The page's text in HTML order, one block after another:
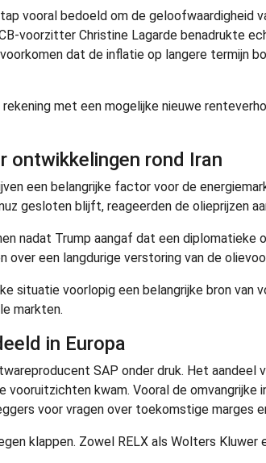
vooral bedoeld om de geloofwaardigheid
voorzitter Christine Lagarde benadrukte
dat de inflatie op langere termijn
met een mogelijke nieuwe
ontwikkelingen rond Iran
een belangrijke factor voor de
gesloten blijft, reageerden de olieprijzen
nadat Trump aangaf dat een diplomatieke
over een langdurige verstoring van de
situatie voorlopig een belangrijke bron van
markten.
in Europa
SAP onder druk. Het aandeel
kwam. Vooral de omvangrijke
voor vragen over toekomstige marges
klappen. Zowel RELX als Wolters Kluwer